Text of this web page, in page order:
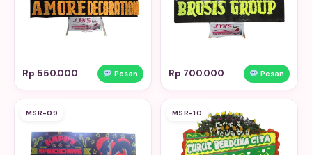
Rp 550.000 Pesan Rp 700.000 Pesan
MSR-09 MSR-10